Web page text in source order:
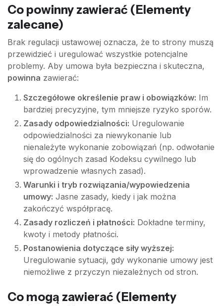
Co powinny zawierać (Elementy
zalecane)
Brak regulacji ustawowej oznacza, że to strony muszą
przewidzieć i uregulować wszystkie potencjalne
problemy. Aby umowa była bezpieczna i skuteczna,
powinna zawierać:
Szczegółowe określenie praw i obowiązków: Im
bardziej precyzyjne, tym mniejsze ryzyko sporów.
Zasady odpowiedzialności: Uregulowanie
odpowiedzialności za niewykonanie lub
nienależyte wykonanie zobowiązań (np. odwołanie
się do ogólnych zasad Kodeksu cywilnego lub
wprowadzenie własnych zasad).
Warunki i tryb rozwiązania/wypowiedzenia
umowy: Jasne zasady, kiedy i jak można
zakończyć współpracę.
Zasady rozliczeń i płatności: Dokładne terminy,
kwoty i metody płatności.
Postanowienia dotyczące siły wyższej:
Uregulowanie sytuacji, gdy wykonanie umowy jest
niemożliwe z przyczyn niezależnych od stron.
Co mogą zawierać (Elementy